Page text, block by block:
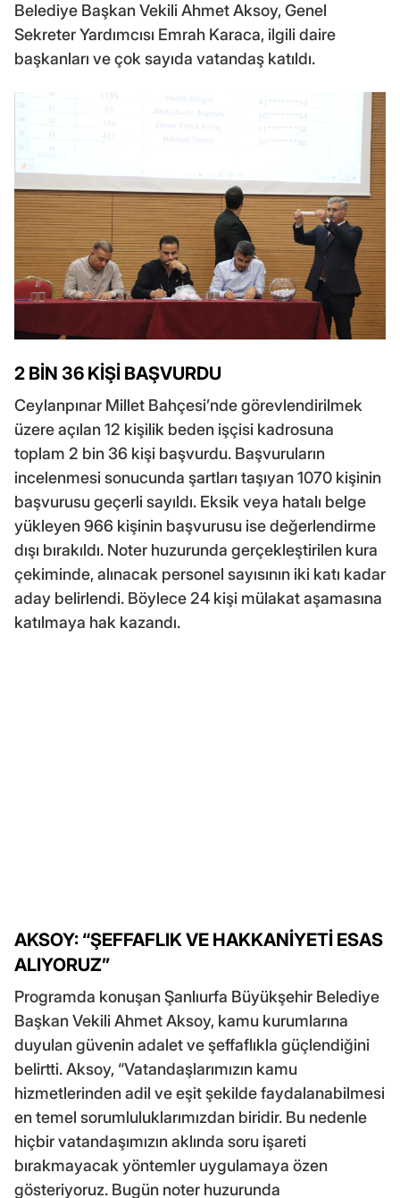
Belediye Başkan Vekili Ahmet Aksoy, Genel
Sekreter Yardımcısı Emrah Karaca, ilgili daire
başkanları ve çok sayıda vatandaş katıldı.
2 BİN 36 KİŞİ BAŞVURDU
Ceylanpınar Millet Bahçesi’nde görevlendirilmek
üzere açılan 12 kişilik beden işçisi kadrosuna
toplam 2 bin 36 kişi başvurdu. Başvuruların
incelenmesi sonucunda şartları taşıyan 1070 kişinin
başvurusu geçerli sayıldı. Eksik veya hatalı belge
yükleyen 966 kişinin başvurusu ise değerlendirme
dışı bırakıldı. Noter huzurunda gerçekleştirilen kura
çekiminde, alınacak personel sayısının iki katı kadar
aday belirlendi. Böylece 24 kişi mülakat aşamasına
katılmaya hak kazandı.
AKSOY: “ŞEFFAFLIK VE HAKKANİYETİ ESAS
ALIYORUZ”
Programda konuşan Şanlıurfa Büyükşehir Belediye
Başkan Vekili Ahmet Aksoy, kamu kurumlarına
duyulan güvenin adalet ve şeffaflıkla güçlendiğini
belirtti. Aksoy, “Vatandaşlarımızın kamu
hizmetlerinden adil ve eşit şekilde faydalanabilmesi
en temel sorumluluklarımızdan biridir. Bu nedenle
hiçbir vatandaşımızın aklında soru işareti
bırakmayacak yöntemler uygulamaya özen
gösteriyoruz. Bugün noter huzurunda